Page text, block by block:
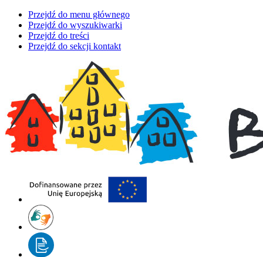
Przejdź do menu głównego
Przejdź do wyszukiwarki
Przejdź do treści
Przejdź do sekcji kontakt